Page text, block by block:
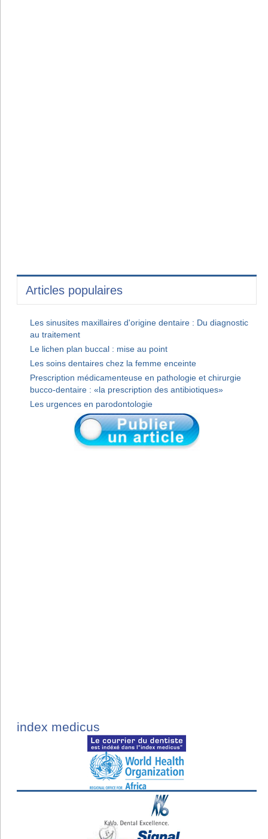
Articles populaires
Les sinusites maxillaires d'origine dentaire : Du diagnostic
au traitement
Le lichen plan buccal : mise au point
Les soins dentaires chez la femme enceinte
Prescription médicamenteuse en pathologie et chirurgie
bucco-dentaire : «la prescription des antibiotiques»
Les urgences en parodontologie
index medicus